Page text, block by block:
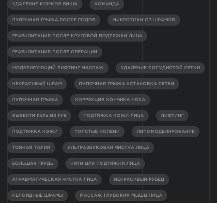
УДАЛЕНИЕ КОМКОВ БИША КОМАНДА
ПУПОЧНАЯ ГРЫЖА ПОСЛЕ РОДОВ МИКРОТОКИ ОТ ШРАМОВ
РЕАБИЛИТАЦИЯ ПОСЛЕ КРУГОВОЙ ПОДТЯЖКИ ЛИЦА
РЕАБИЛИТАЦИЯ ПОСЛЕ ОПЕРАЦИИ
МОДЕЛИРУЮЩИЙ ЛИФТИНГ МАССАЖ УДАЛЕНИЕ СОСУДИСТОЙ СЕТКИ
НЕКРАСИВЫЙ ШРАМ ПУПОЧНАЯ ГРЫЖА УСТАНОВКА СЕТКИ
ПУПОЧНАЯ ГРЫЖА КОРРЕКЦИЯ КОНЧИКА НОСА
ВЫВЕСТИ ГЕЛЬ ИЗ ГУБ ПОДТЯЖКА КОЖИ ЛИЦА ЛИФТИНГ
ПОДТЯЖКА КОЖИ ТОЛСТЫЕ КОЛЕНИ ЛИПОМОДЕЛИРОВАНИЕ
ТОНКАЯ ТАЛИЯ УЛЬТРАЗВУКОВАЯ ЧИСТКА ЛИЦА
БОЛЬШАЯ ГРУДЬ НИТИ ДЛЯ ПОДТЯЖКИ ЛИЦА
АТРАВМАТИЧЕСКАЯ ЧИСТКА ЛИЦА НЕКРАСИВЫЙ РУБЕЦ
КЕЛОИДНЫЕ ШРАМЫ МАССАЖ ГЛУБОКИХ МЫШЦ ЛИЦА